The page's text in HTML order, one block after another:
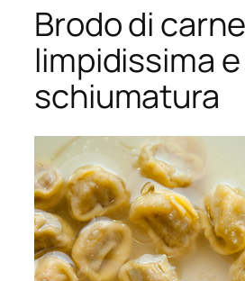
Brodo di
limpidissima
schiumatura